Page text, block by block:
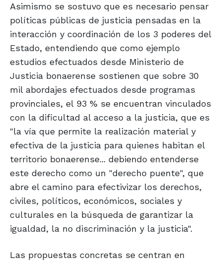
Asimismo se sostuvo que es necesario pensar
políticas públicas de justicia pensadas en la
interacción y coordinación de los 3 poderes del
Estado, entendiendo que como ejemplo
estudios efectuados desde Ministerio de
Justicia bonaerense sostienen que sobre 30
mil abordajes efectuados desde programas
provinciales, el 93 % se encuentran vinculados
con la dificultad al acceso a la justicia, que es
"la vía que permite la realización material y
efectiva de la justicia para quienes habitan el
territorio bonaerense... debiendo entenderse
este derecho como un "derecho puente", que
abre el camino para efectivizar los derechos,
civiles, políticos, económicos, sociales y
culturales en la búsqueda de garantizar la
igualdad, la no discriminación y la justicia".
Las propuestas concretas se centran en